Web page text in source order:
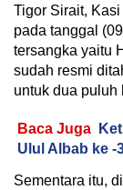
Tigor Sirait,
pada tanggal
tersangka yaitu
sudah resmi
untuk dua puluh
Baca Juga
Ulul Albab ke -
Sementara itu,